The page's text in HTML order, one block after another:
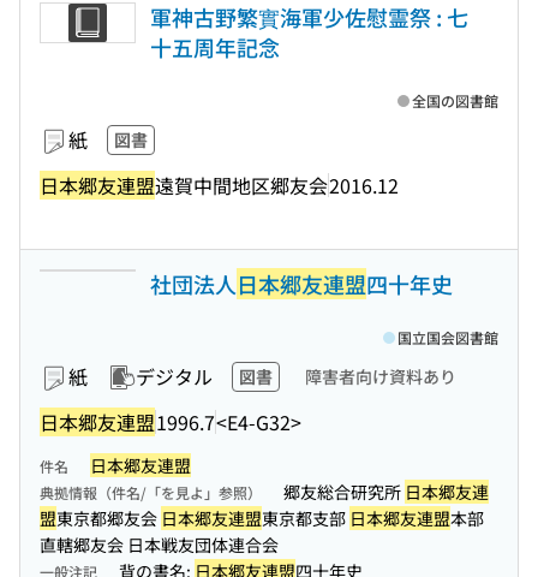
軍神古野繁實海軍少佐慰霊祭 : 七
十五周年記念
紙 図書
日本郷友連盟遠賀中間地区郷友会2016.12
全国の図書館
社団法人日本郷友連盟四十年史
紙 デジタル 図書 障害者向け資料あり
日本郷友連盟1996.7<E4-G32>
国立国会図書館
件名 日本郷友連盟
典拠情報（件名/「を見よ」参照） 郷友総合研究所 日本郷友連
盟東京都郷友会 日本郷友連盟東京都支部 日本郷友連盟本部
直轄郷友会 日本戦友団体連合会
一般注記 背の書名: 日本郷友連盟四十年史